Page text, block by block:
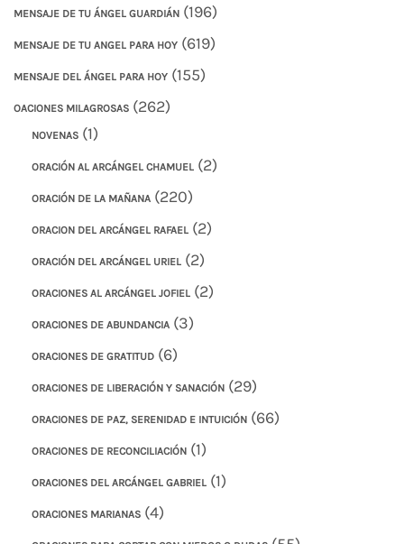
MENSAJE DE TU ÁNGEL GUARDIÁN (196)
MENSAJE DE TU ANGEL PARA HOY (619)
MENSAJE DEL ÁNGEL PARA HOY (155)
OACIONES MILAGROSAS (262)
NOVENAS (1)
ORACIÓN AL ARCÁNGEL CHAMUEL (2)
ORACIÓN DE LA MAÑANA (220)
ORACION DEL ARCÁNGEL RAFAEL (2)
ORACIÓN DEL ARCÁNGEL URIEL (2)
ORACIONES AL ARCÁNGEL JOFIEL (2)
ORACIONES DE ABUNDANCIA (3)
ORACIONES DE GRATITUD (6)
ORACIONES DE LIBERACIÓN Y SANACIÓN (29)
ORACIONES DE PAZ, SERENIDAD E INTUICIÓN (66)
ORACIONES DE RECONCILIACIÓN (1)
ORACIONES DEL ARCÁNGEL GABRIEL (1)
ORACIONES MARIANAS (4)